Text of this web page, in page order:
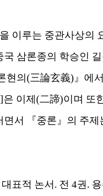
이루는 중관사상의
국 삼론종의 학승인
현의(三論玄義) 』 에서
은 이제(二諦)이며 또
면서 『중론 』 의 주제
표적 논서 . 전 4권 .